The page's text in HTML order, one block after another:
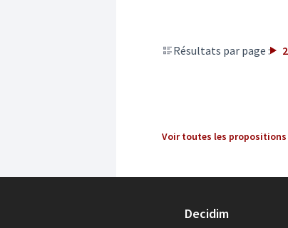
Résultats par page :
Voir toutes les propositions
Decidim